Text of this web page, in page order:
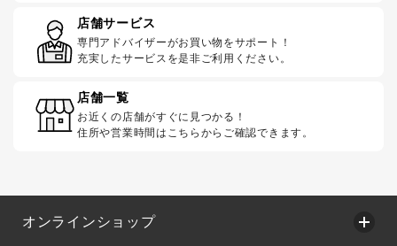
店舗サービス
専門アドバイザーがお買い物をサポート！
充実したサービスを是非ご利用ください。
店舗一覧
お近くの店舗がすぐに見つかる！
住所や営業時間はこちらからご確認できます。
オンラインショップ